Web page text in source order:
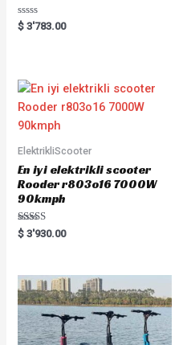
Rated
0
$ 3'783.00
ElektrikliScooter
En iyi elektrikli scooter
Rooder r803o16 7000W
90kmph
Rated
5.00
$ 3'930.00